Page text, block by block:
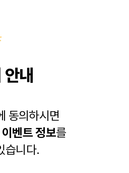
내
동의하시면
이벤트 정보를
습니다.